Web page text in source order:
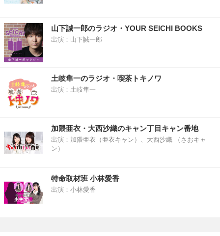
山下誠一郎のラジオ・YOUR SEICHI BOOKS
出演：山下誠一郎
土岐隼一のラジオ・喫茶トキノワ
出演：土岐隼一
加隈亜衣・大西沙織のキャン丁目キャン番地
出演：加隈亜衣（亜衣キャン）、大西沙織 （さおキャ
ン）
特命取材班 小林愛香
出演：小林愛香